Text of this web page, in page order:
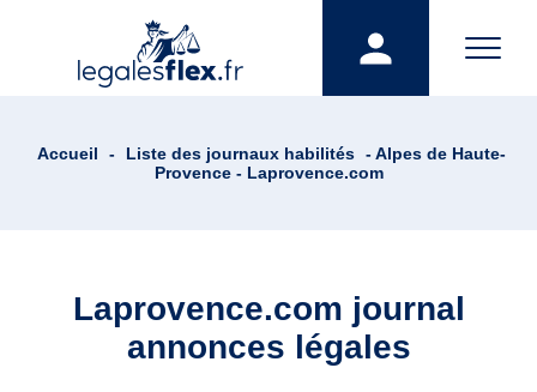
Accueil - Liste des journaux habilités - Alpes de Haute-
Provence - Laprovence.com
Laprovence.com journal
annonces légales